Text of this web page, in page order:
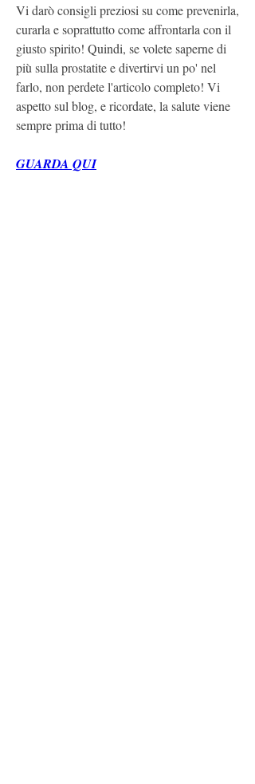
Vi darò consigli preziosi su come prevenirla,
curarla e soprattutto come affrontarla con il
giusto spirito! Quindi, se volete saperne di
più sulla prostatite e divertirvi un po' nel
farlo, non perdete l'articolo completo! Vi
aspetto sul blog, e ricordate, la salute viene
sempre prima di tutto!
GUARDA QUI